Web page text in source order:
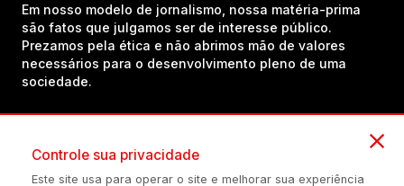
Em nosso modelo de jornalismo, nossa matéria-prima
são fatos que julgamos ser de interesse público.
Prezamos pela ética e não abrimos mão de valores
necessários para o desenvolvimento pleno de uma
sociedade.
Controle sua privacidade
Este site usa para operar o site e melhorar sua experiência